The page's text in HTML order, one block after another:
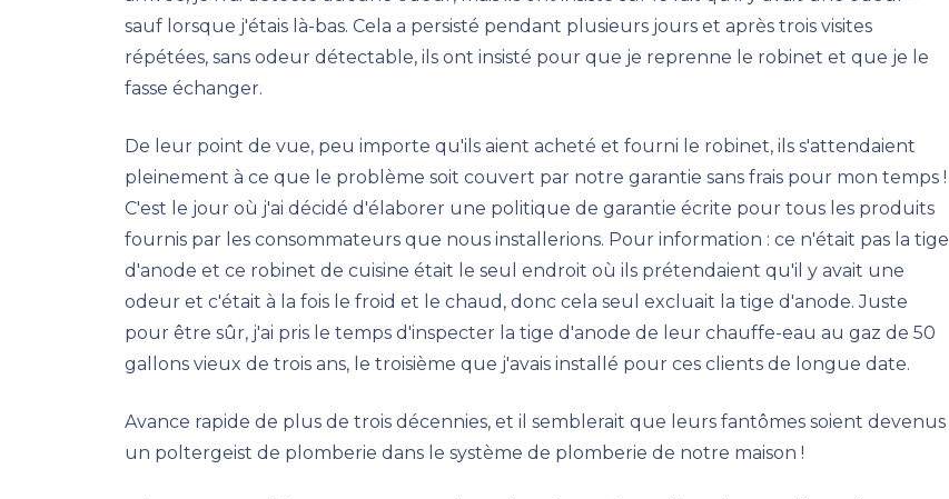
sauf lorsque j'étais là-bas. Cela a persisté pendant plusieurs jours et après trois visites
répétées, sans odeur détectable, ils ont insisté pour que je reprenne le robinet et que je le
fasse échanger.
De leur point de vue, peu importe qu'ils aient acheté et fourni le robinet, ils s'attendaient
pleinement à ce que le problème soit couvert par notre garantie sans frais pour mon temps !
C'est le jour où j'ai décidé d'élaborer une politique de garantie écrite pour tous les produits
fournis par les consommateurs que nous installerions. Pour information : ce n'était pas la tige
d'anode et ce robinet de cuisine était le seul endroit où ils prétendaient qu'il y avait une
odeur et c'était à la fois le froid et le chaud, donc cela seul excluait la tige d'anode. Juste
pour être sûr, j'ai pris le temps d'inspecter la tige d'anode de leur chauffe-eau au gaz de 50
gallons vieux de trois ans, le troisième que j'avais installé pour ces clients de longue date.
Avance rapide de plus de trois décennies, et il semblerait que leurs fantômes soient devenus
un poltergeist de plomberie dans le système de plomberie de notre maison !